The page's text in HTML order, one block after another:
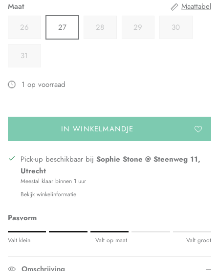
Maat
Maattabel
26
27 28 29 30
31
1 op voorraad
IN WINKELMANDJE
Pick-up beschikbaar bij Sophie Stone @ Steenweg 11,
Utrecht
Meestal klaar binnen 1 uur
Bekijk winkelinformatie
Pasvorm
Rating of 1 means Valt klein.
Valt klein Valt op maat Valt groot